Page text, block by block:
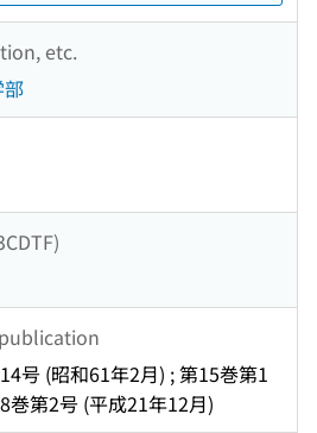
etc.
号 (昭和61年2月) ; 第15巻第1
巻第2号 (平成21年12月)